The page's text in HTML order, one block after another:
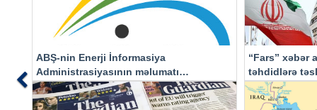
ABŞ-nin Enerji İnformasiya
Administrasiyasının məlumatı
əsasında…
“Fars” xəbər
təhdidlərə
Previous